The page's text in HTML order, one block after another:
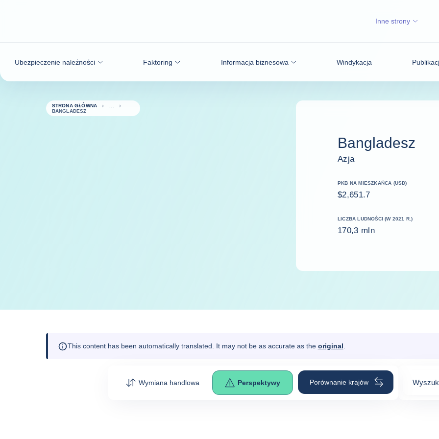
Ubezpieczenie należności Faktoring Informacja biznesowa Windykacja
Inne strony
STRONA GŁÓWNA
BANGLADESZ
Bangladesz
Azja
PKB NA MIESZKAŃCA (USD)
$2,651.7
LICZBA LUDNOŚCI (W 2021 R.)
170,3 mln
This content has been automatically translated. It may not be as accurate as the original
Wymiana handlowa Perspektywy Porównanie krajów